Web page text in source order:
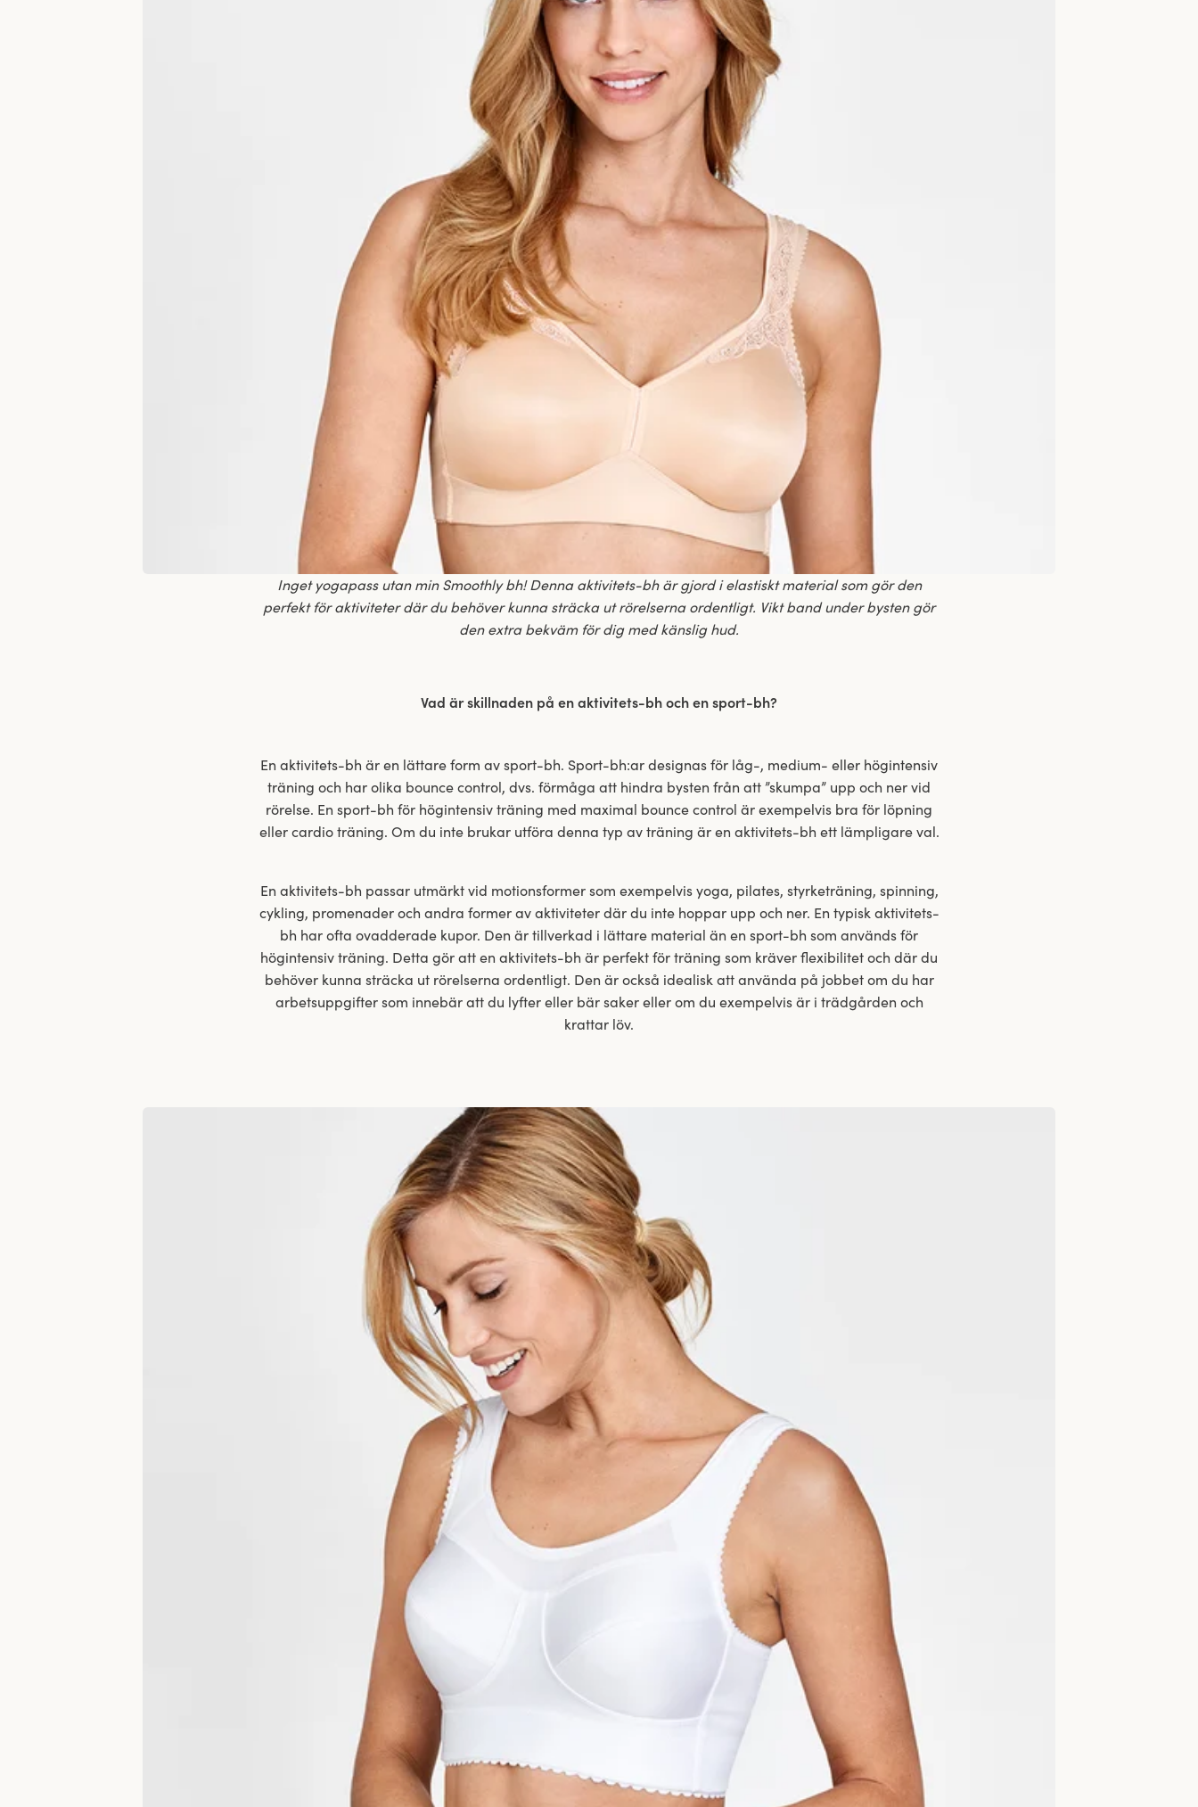
Inget yogapass utan min Smoothly bh! Denna aktivitets-bh är gjord i elastiskt material som gör den
perfekt för aktiviteter där du behöver kunna sträcka ut rörelserna ordentligt. Vikt band under bysten gör
den extra bekväm för dig med känslig hud.
Vad är skillnaden på en aktivitets-bh och en sport-bh?
En aktivitets-bh är en lättare form av sport-bh. Sport-bh:ar designas för låg-, medium- eller högintensiv
träning och har olika bounce control, dvs. förmåga att hindra bysten från att ”skumpa” upp och ner vid
rörelse. En sport-bh för högintensiv träning med maximal bounce control är exempelvis bra för löpning
eller cardio träning. Om du inte brukar utföra denna typ av träning är en aktivitets-bh ett lämpligare val.
En aktivitets-bh passar utmärkt vid motionsformer som exempelvis yoga, pilates, styrketräning, spinning,
cykling, promenader och andra former av aktiviteter där du inte hoppar upp och ner. En typisk aktivitets-
bh har ofta ovadderade kupor. Den är tillverkad i lättare material än en sport-bh som används för
högintensiv träning. Detta gör att en aktivitets-bh är perfekt för träning som kräver flexibilitet och där du
behöver kunna sträcka ut rörelserna ordentligt. Den är också idealisk att använda på jobbet om du har
arbetsuppgifter som innebär att du lyfter eller bär saker eller om du exempelvis är i trädgården och
krattar löv.